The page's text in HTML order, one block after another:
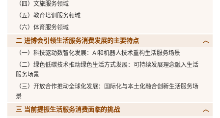
（四）文旅服务领域
（五）教育培训服务领域
（六）体育服务领域
二 进博会引领生活服务消费发展的主要特点
（一）科技驱动数智化发展：AI和机器人技术重构生活服务场景
（二）绿色低碳技术推动绿色生活方式发展：可持续发展理念融入生活
服务场景
（三）开放合作推动全球化发展：国际化与本土化融合创新生活服务场
景
三 当前提振生活服务消费面临的挑战